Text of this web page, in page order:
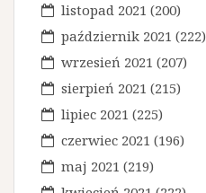
listopad 2021 (200)
październik 2021 (222)
wrzesień 2021 (207)
sierpień 2021 (215)
lipiec 2021 (225)
czerwiec 2021 (196)
maj 2021 (219)